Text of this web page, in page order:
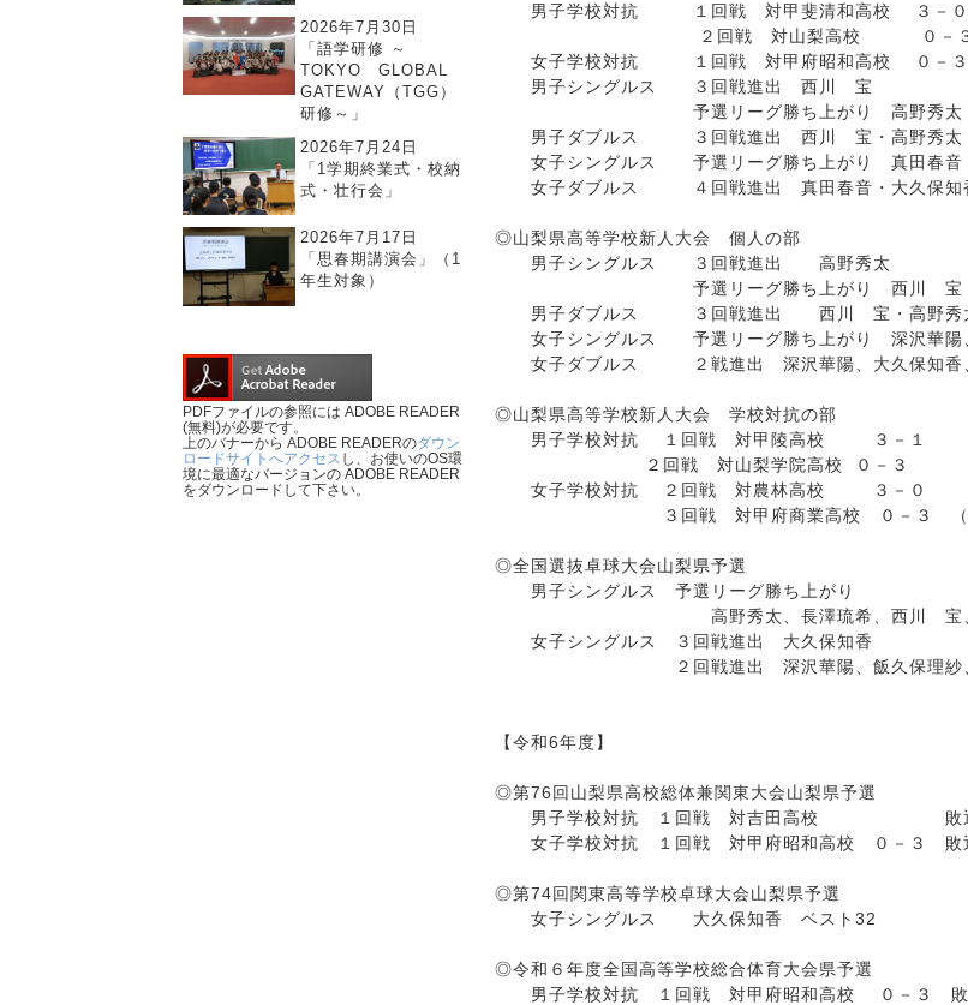
男子学校対抗 １回戦 対甲斐清和高校 ３－
２回戦 対山梨高校 ０－
女子学校対抗 １回戦 対甲府昭和高校 ０－３
男子シングルス ３回戦進出 西川 宝
予選リーグ勝ち上がり 高野秀
男子ダブルス ３回戦進出 西川 宝・高野秀太
女子シングルス 予選リーグ勝ち上がり 真田春音
女子ダブルス ４回戦進出 真田春音・大久保
◎山梨県高等学校新人大会 個人の部
男子シングルス ３回戦進出 高野秀太
予選リーグ勝ち上がり 西川 宝
男子ダブルス ３回戦進出 西川 宝・高野秀
女子シングルス 予選リーグ勝ち上がり 深沢華陽
女子ダブルス ２ 戦進出 深沢華陽、大久保知香
◎山梨県高等学校新人大会 学校対抗の部
男子学校対抗 １回戦 対甲陵高校 ３－１
２回戦 対山梨学院高校 ０－３
女子学校対抗 ２回戦 対農林高校 ３－０
３回戦 対甲府商業高校 ０－３ （ベ
◎全国選抜卓球大会山梨県予選
男子シングルス 予選リーグ勝ち上がり
高野秀太、長澤琉希、西川 宝、山
女子シングルス ３回戦進出 大久保知香
２回戦進出 深沢華陽、飯久保理紗、
【令和6年度】
◎第76回山梨県高校総体兼関東大会山梨県予選
男子学校対抗 １回戦 対吉田高校 敗退（
女子学校対抗 １回戦 対甲府昭和高校 ０－３ 敗
◎第74回関東高等学校卓球大会山梨県予選
女子シングルス 大久保知香 ベスト32
◎令和６年度全国高等学校総合体育大会県予選
男子学校対抗 １回戦 対甲府昭和高校 ０－３ 敗退
2026年7月30日
「語学研修 ～
TOKYO GLOBAL
GATEWAY（TGG）
研修～」
2026年7月24日
「1学期終業式・校納
式・壮行会」
2026年7月17日
「思春期講演会」（1
年生対象）
PDFファイルの参照には ADOBE READER
(無料)が必要です。
上のバナーから ADOBE READERのダウン
ロードサイトへアクセス し、お使いのOS環
境に最適なバージョンの ADOBE READER
をダウンロードして下さい。